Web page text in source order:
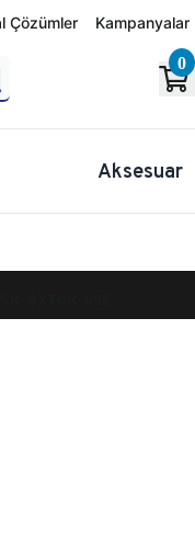
Çözümler Kampanyalar
0
Aksesuar